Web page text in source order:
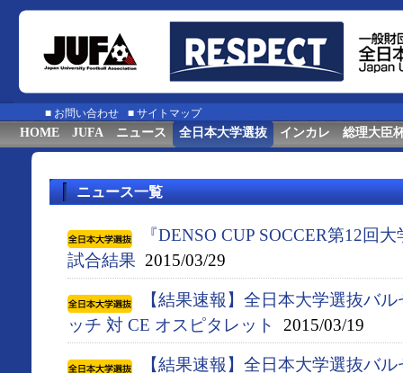
■ お問い合わせ ■ サイトマップ
HOME JUFA ニュース 全日本大学選抜 インカレ 総理大臣
ニュース一覧
『DENSO CUP SOCCER第12
試合結果 2015/03/29
【結果速報】全日本大学選抜バ
ッチ 対 CE オスピタレット
2015/03/19
【結果速報】全日本大学選抜バ